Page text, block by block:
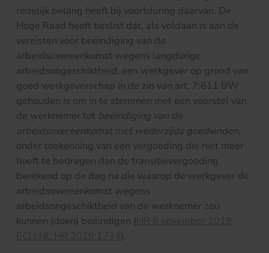
redelijk belang heeft bij voortduring daarvan. De
Hoge Raad heeft beslist dat, als voldaan is aan de
vereisten voor beëindiging van de
arbeidsovereenkomst wegens langdurige
arbeidsongeschiktheid, een werkgever op grond van
goed werkgeverschap in de zin van art. 7:611 BW
gehouden is om in te stemmen met een voorstel van
de werknemer tot beëindiging van de
arbeidsovereenkomst met wederzijds goedvinden,
onder toekenning van een vergoeding die niet meer
hoeft te bedragen dan de transitievergoeding
berekend op de dag na die waarop de werkgever de
arbeidsovereenkomst wegens
arbeidsongeschiktheid van de werknemer zou
kunnen (doen) beëindigen (HR 8 november 2019,
ECLI:NL:HR:2019:1734).